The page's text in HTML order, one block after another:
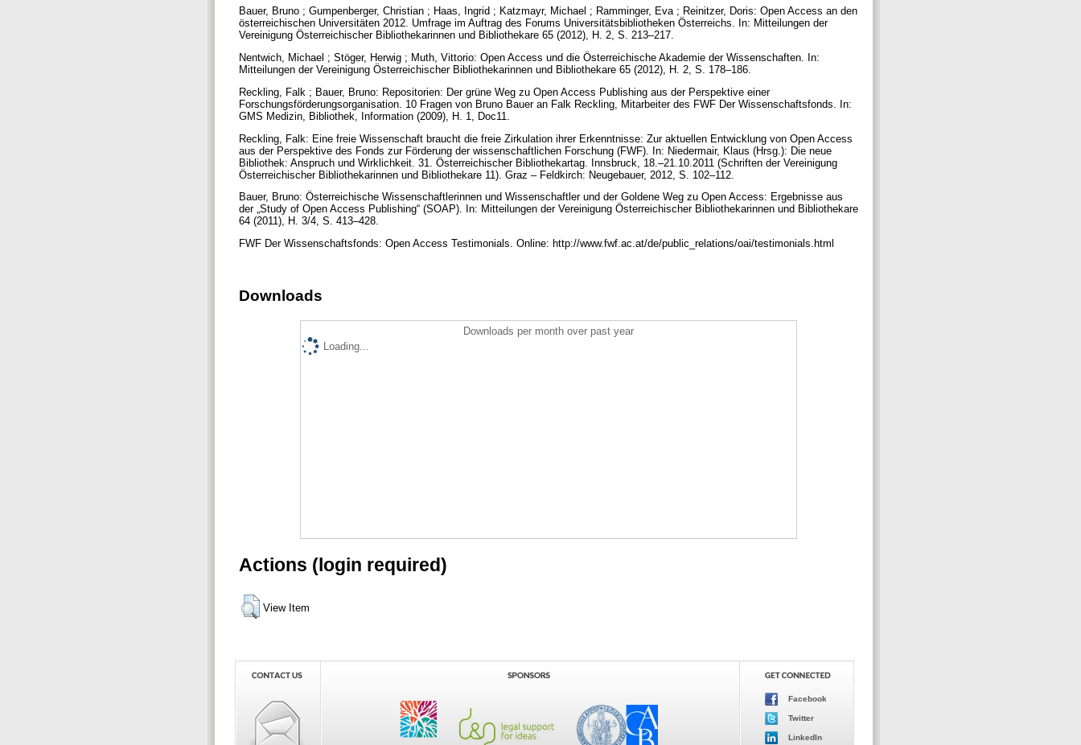
Bauer, Bruno ; Gumpenberger, Christian ; Haas, Ingrid ; Katzmayr, Michael ; Ramminger, Eva ; Reinitzer, Doris: Open Access an den
österreichischen Universitäten 2012. Umfrage im Auftrag des Forums Universitätsbibliotheken Österreichs. In: Mitteilungen der
Vereinigung Österreichischer Bibliothekarinnen und Bibliothekare 65 (2012), H. 2, S. 213–217.
Nentwich, Michael ; Stöger, Herwig ; Muth, Vittorio: Open Access und die Österreichische Akademie der Wissenschaften. In:
Mitteilungen der Vereinigung Österreichischer Bibliothekarinnen und Bibliothekare 65 (2012), H. 2, S. 178–186.
Reckling, Falk ; Bauer, Bruno: Repositorien: Der grüne Weg zu Open Access Publishing aus der Perspektive einer
Forschungsförderungsorganisation. 10 Fragen von Bruno Bauer an Falk Reckling, Mitarbeiter des FWF Der Wissenschaftsfonds. In:
GMS Medizin, Bibliothek, Information (2009), H. 1, Doc11.
Reckling, Falk: Eine freie Wissenschaft braucht die freie Zirkulation ihrer Erkenntnisse: Zur aktuellen Entwicklung von Open Access
aus der Perspektive des Fonds zur Förderung der wissenschaftlichen Forschung (FWF). In: Niedermair, Klaus (Hrsg.): Die neue
Bibliothek: Anspruch und Wirklichkeit. 31. Österreichischer Bibliothekartag. Innsbruck, 18.–21.10.2011 (Schriften der Vereinigung
Österreichischer Bibliothekarinnen und Bibliothekare 11). Graz – Feldkirch: Neugebauer, 2012, S. 102–112.
Bauer, Bruno: Österreichische Wissenschaftlerinnen und Wissenschaftler und der Goldene Weg zu Open Access: Ergebnisse aus
der „Study of Open Access Publishing“ (SOAP). In: Mitteilungen der Vereinigung Österreichischer Bibliothekarinnen und Bibliothekare
64 (2011), H. 3/4, S. 413–428.
FWF Der Wissenschaftsfonds: Open Access Testimonials. Online: http://www.fwf.ac.at/de/public_relations/oai/testimonials.html
Downloads
Downloads per month over past year
Loading...
Actions (login required)
View Item
Facebook
Twitter
LinkedIn